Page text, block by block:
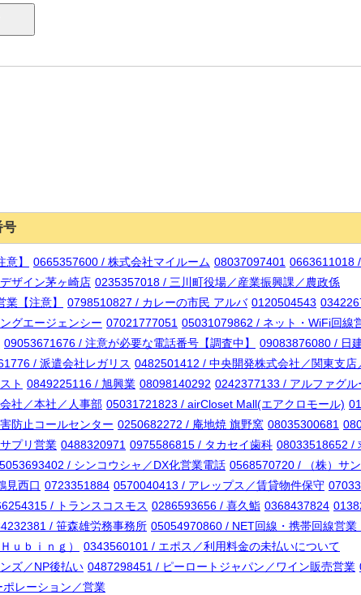
号
】 0665357600 / 株式会社マイルーム 08037097401 0663611018
ザイン茅ヶ崎店 0235357018 / 三川町役場／産業振興課／農政係
【注意】
0798510827 / カレーの市民 アルバ 0120504543
グエージェンシー 07021777051 05031079862 / ネット・WiFi回線
09053671676 / 注意が必要な電話番号【調査中】
09083876080 / 日
/ 派遣会社レガリス 0482501412 / 中央開発株式会社／関東支店
ト 0849225116 / 旭興業 08098140292 0242377133 / アルファグル
社／本社／人事部 05031721823 / airCloset Mall(エアクロモール)
防止コールセンター 0250682272 / 庵地焼 旗野窯 08035300681
プリ営業 0488320971 0975586815 / タカセイ歯科 08033518652 /
/ シンコウシャ／DX化営業電話 0568570720 / （株）サ
見西口 0723351884 0570040413 / アレップス／賃貸物件保守
/ トランスコスモス 0286593656 / 喜久鮨 0368437824
/ 笹森雄労務事務所 05054970860 / NET回線・携帯回線営業
ｕｂｉｎｇ）
0343560101 / エポス／利用料金の未払いについて
ズ／NP後払い 0487298451 / ピーロートジャパン／ワイン販売営業
レーション／営業